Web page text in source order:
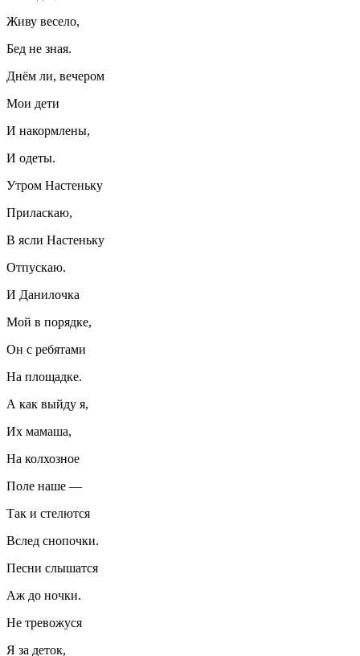
Живу весело,
Бед не зная.
Днём ли, вечером
Мои дети
И накормлены,
И одеты.
Утром Настеньку
Приласкаю,
В ясли Настеньку
Отпускаю.
И Данилочка
Мой в порядке,
Он с ребятами
На площадке.
А как выйду я,
Их мамаша,
На колхозное
Поле наше —
Так и стелются
Вслед снопочки.
Песни слышатся
Аж до ночки.
Не тревожуся
Я за деток,